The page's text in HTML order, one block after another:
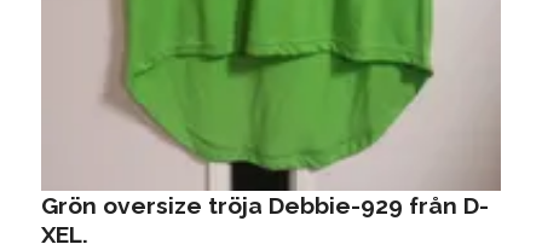
Grön oversize tröja Debbie-929 från D-
XEL.